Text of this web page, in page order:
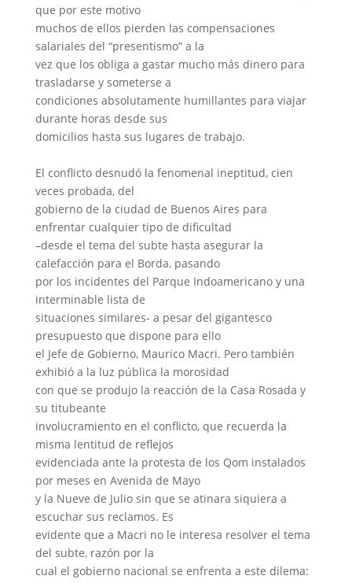
que por este motivo
muchos de ellos pierden las compensaciones
salariales del “presentismo” a la
vez que los obliga a gastar mucho más dinero para
trasladarse y someterse a
condiciones absolutamente humillantes para viajar
durante horas desde sus
domicilios hasta sus lugares de trabajo.
El conflicto desnudó la fenomenal ineptitud, cien
veces probada, del
gobierno de la ciudad de Buenos Aires para
enfrentar cualquier tipo de dificultad
–desde el tema del subte hasta asegurar la
calefacción para el Borda, pasando
por los incidentes del Parque Indoamericano y una
interminable lista de
situaciones similares- a pesar del gigantesco
presupuesto que dispone para ello
el Jefe de Gobierno, Maurico Macri. Pero también
exhibió a la luz pública la morosidad
con que se produjo la reacción de la Casa Rosada y
su titubeante
involucramiento en el conflicto, que recuerda la
misma lentitud de reflejos
evidenciada ante la protesta de los Qom instalados
por meses en Avenida de Mayo
y la Nueve de Julio sin que se atinara siquiera a
escuchar sus reclamos. Es
evidente que a Macri no le interesa resolver el tema
del subte, razón por la
cual el gobierno nacional se enfrenta a este dilema: